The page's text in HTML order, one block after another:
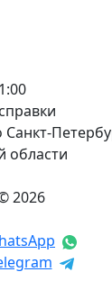
Санкт-
области
2026